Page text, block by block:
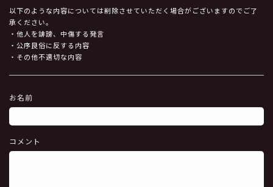
以下のような内容については削除させていただく場合がございますのでご了
承ください。
・他人を誹謗、中傷する発言
・公序良俗に反する内容
・その他不適切な内容
お名前
コメント